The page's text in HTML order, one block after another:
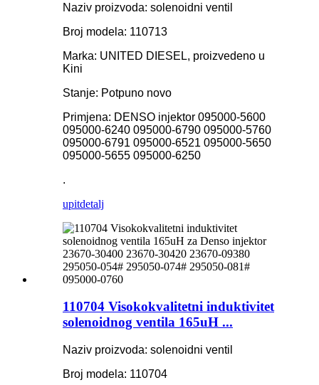
Naziv proizvoda: solenoidni ventil
Broj modela: 110713
Marka: UNITED DIESEL, proizvedeno u
Kini
Stanje: Potpuno novo
Primjena: DENSO injektor 095000-5600
095000-6240 095000-6790 095000-5760
095000-6791 095000-6521 095000-5650
095000-5655 095000-6250
.
upitdetalj
110704 Visokokvalitetni induktivitet
solenoidnog ventila 165uH ...
Naziv proizvoda: solenoidni ventil
Broj modela: 110704